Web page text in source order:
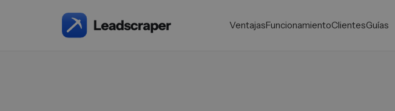
VentajasFuncionamientoClientesGuías